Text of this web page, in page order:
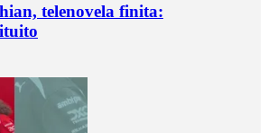
telenovela finita: